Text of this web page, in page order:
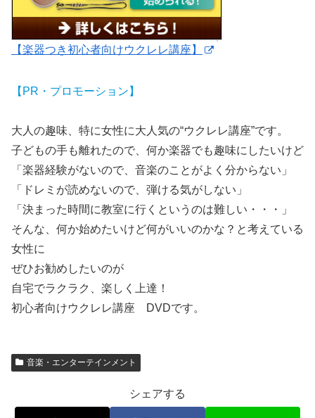
【楽器つき初心者向けウクレレ講座】
【PR・プロモーション】
大人の趣味、特に女性に大人気の“ウクレレ講座”です。
子どもの手も離れたので、何か楽器でも趣味にしたいけど
「楽器経験がないので、音楽のことがよく分からない」
「ドレミが読めないので、弾ける気がしない」
「決まった時間に教室に行くというのは難しい・・・」
そんな、何か始めたいけど何がいいのかな？と考えている
女性に
ぜひお勧めしたいのが
自宅でラクラク、楽しく上達！
初心者向けウクレレ講座 DVDです。
音楽・エンターテインメント
シェアする